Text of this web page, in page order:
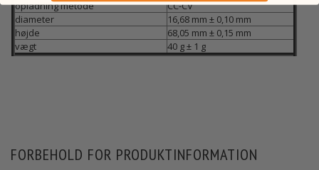
opladning metode
CC-CV
diameter
16,68 mm ± 0,10 mm
højde
68,05 mm ± 0,15 mm
vægt
40 g ± 1 g
FORBEHOLD FOR PRODUKTINFORMATION